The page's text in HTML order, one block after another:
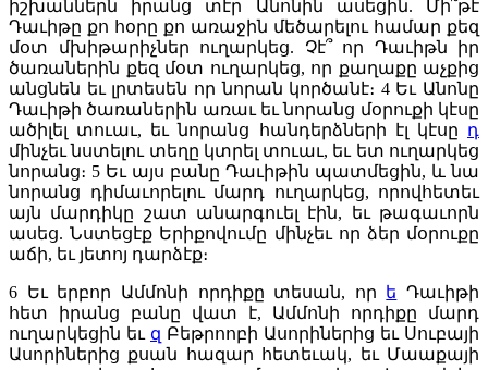
իշխաններն իրանց տէր Անոնին ասեցին. Մի՞թէ
Դաւիթը քո հօրը քո առաջին մեծարելու համար քեզ
մօտ մխիթարիչներ ուղարկեց. Չէ՞ որ Դաւիթն իր
ծառաներին քեզ մօտ ուղարկեց, որ քաղաքը աչքից
անցնեն եւ լրտեսեն որ նորան կործանէ։ 4 Եւ Անոնը
Դաւիթի ծառաներին առաւ եւ նորանց մօրուքի կէսը
ածիլել տուաւ, եւ նորանց հանդերձների էլ կէսը դ
մինչեւ նստելու տեղը կտրել տուաւ, եւ ետ ուղարկեց
նորանց։ 5 Եւ այս բանը Դաւիթին պատմեցին, և նա
նորանց դիմաւորելու մարդ ուղարկեց, որովհետեւ
այն մարդիկը շատ անարգուել էին, եւ թագաւորն
ասեց. Նստեցէք Երիքովումը մինչեւ որ ձեր մօրուքը
աճի, եւ յետոյ դարձէք։
6 Եւ երբոր Ամմոնի որդիքը տեսան, որ ե Դաւիթի
հետ իրանց բանը վատ է, Ամմոնի որդիքը մարդ
ուղարկեցին եւ զ Բեթրոոբի Ասորիներից եւ Սուբայի
Ասորիներից քսան հազար հետեւակ, եւ Մաաքայի